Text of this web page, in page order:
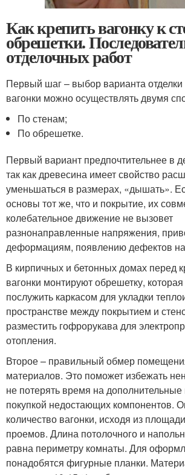
Как крепить вагонку к
обрешетки.
отделочных работ
Первый шаг – выбор варианта
вагонки можно осуществлять двумя
По стенам;
По обрешетке.
Первый вариант предпочтительнее в
так как древесина имеет свойство
уменьшаться в размерах, «дышать».
основы тот же, что и покрытие, их
колебательное движение не вызовет
разнонаправленные напряжения,
деформациям, появлению дефектов
В кирпичных и бетонных домах перед
вагонки монтируют обрешетку,
послужить каркасом для укладки
пространстве между покрытием и
разместить гофрорукава для
отопления.
Второе – правильный обмер
материалов. Это поможет избежать
не потерять время на дополнительные
покупкой недостающих компонентов.
количество вагонки, исходя из
проемов. Длина потолочного и
равна периметру комнаты. Для
понадобятся фигурные планки.